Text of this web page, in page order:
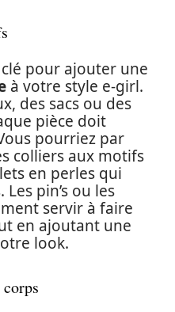
pour ajouter une
à votre style e-girl.
des sacs ou des
pièce doit
pourriez par
colliers aux motifs
en perles qui
pin’s ou les
servir à faire
en ajoutant une
look.